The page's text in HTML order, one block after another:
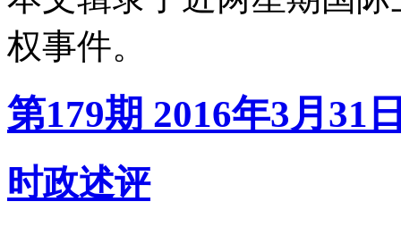
权事件。
第179期 2016年3月31
时政述评